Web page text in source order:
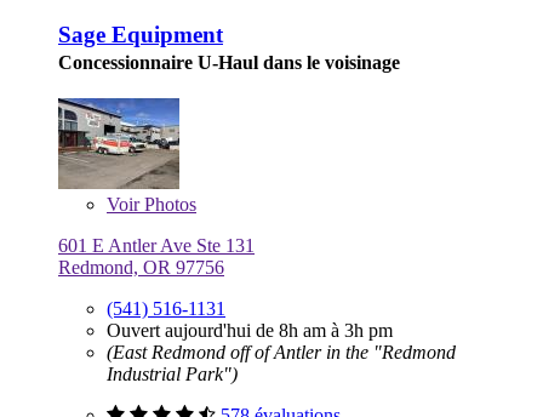
Sage Equipment
Concessionnaire U-Haul dans le voisinage
VoirPhotos
601 E Antler Ave Ste 131
Redmond, OR 97756
(541) 516-1131
Ouvert aujourd'hui de 8h am à 3h pm
(East Redmond off of Antler in the "Redmond
Industrial Park")